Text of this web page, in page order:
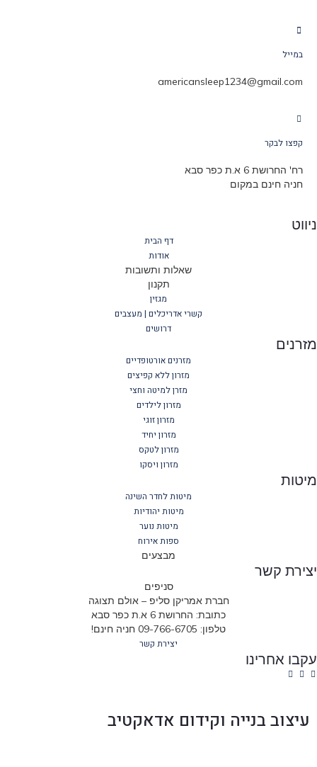
במייל
americansleep1234@gmail.com
קפצו לבקר
רח' החרושת 6 א.ת כפר סבא
חניה חינם במקום
ניווט
דף הבית
אודות
שאלות ותשובות
תקנון
מגזין
קשרי אדריכלים | מעצבים
דרושים
מזרנים
מזרנים אורטופדיים
מזרון ללא קפיצים
מזרן למיטה וחצי
מזרון לילדים
מזרון זוגי
מזרון יחיד
מזרון לטקס
מזרון ויסקו
מיטות
מיטות לחדר השינה
מיטות יהודיות
מיטות נוער
ספות אירוח
מבצעים
יצירת קשר
סניפים
חברת אמריקן סליפ – אולם תצוגה
כתובת: החרושת 6 א.ת כפר סבא
טלפון: 09-766-6705 חניה חינם!
יצירת קשר
עקבו אחרינו
עיצוב בנייה וקידום אדאקטיב